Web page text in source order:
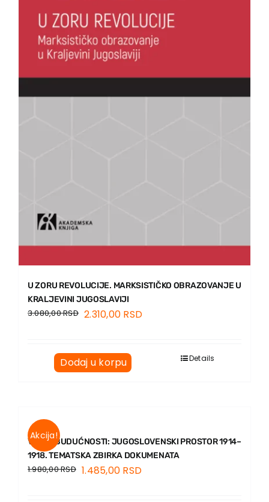
Kontakt
U ZORU REVOLUCIJE. MARKSISTIČKO OBRAZOVANJE U
KRALJEVINI JUGOSLAVIJI
3.080,00RSD 2.310,00 RSD
Dodaj u korpu Details
Akcija!
VIZIJE BUDUĆNOSTI: JUGOSLOVENSKI PROSTOR 1914–
1918. TEMATSKA ZBIRKA DOKUMENATA
1.980,00RSD 1.485,00 RSD